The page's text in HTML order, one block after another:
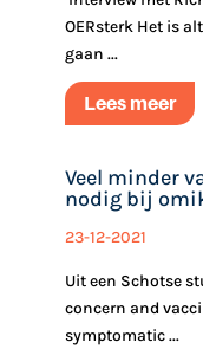
OERsterk Het is
gaan ...
Lees meer
Veel minder
nodig bij
23-12-2021
Uit een Schotse
concern and
symptomatic ...